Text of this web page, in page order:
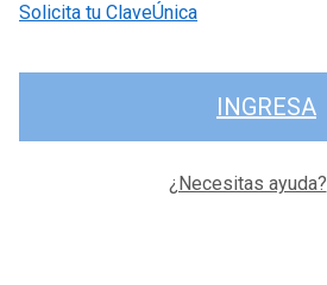
Solicita tu ClaveÚnica
INGRESA
¿Necesitas ayuda?